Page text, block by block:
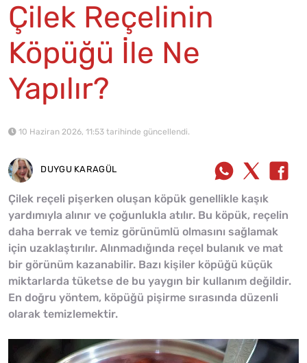
Çilek Reçelinin
Köpüğü İle Ne
Yapılır?
10 Haziran 2026, 11:53 tarihinde güncellendi.
DUYGU KARAGÜL
Çilek reçeli pişerken oluşan köpük genellikle kaşık
yardımıyla alınır ve çoğunlukla atılır. Bu köpük, reçelin
daha berrak ve temiz görünümlü olmasını sağlamak
için uzaklaştırılır. Alınmadığında reçel bulanık ve mat
bir görünüm kazanabilir. Bazı kişiler köpüğü küçük
miktarlarda tüketse de bu yaygın bir kullanım değildir.
En doğru yöntem, köpüğü pişirme sırasında düzenli
olarak temizlemektir.